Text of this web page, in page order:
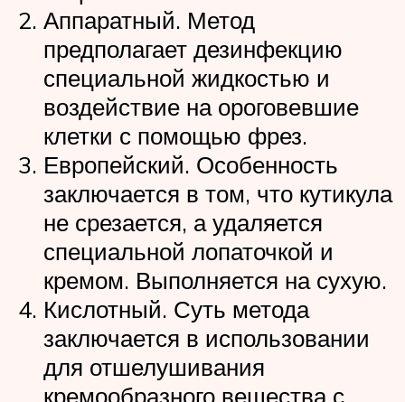
Аппаратный. Метод
предполагает дезинфекцию
специальной жидкостью и
воздействие на ороговевшие
клетки с помощью фрез.
Европейский. Особенность
заключается в том, что кутикула
не срезается, а удаляется
специальной лопаточкой и
кремом. Выполняется на сухую.
Кислотный. Суть метода
заключается в использовании
для отшелушивания
кремообразного вещества с